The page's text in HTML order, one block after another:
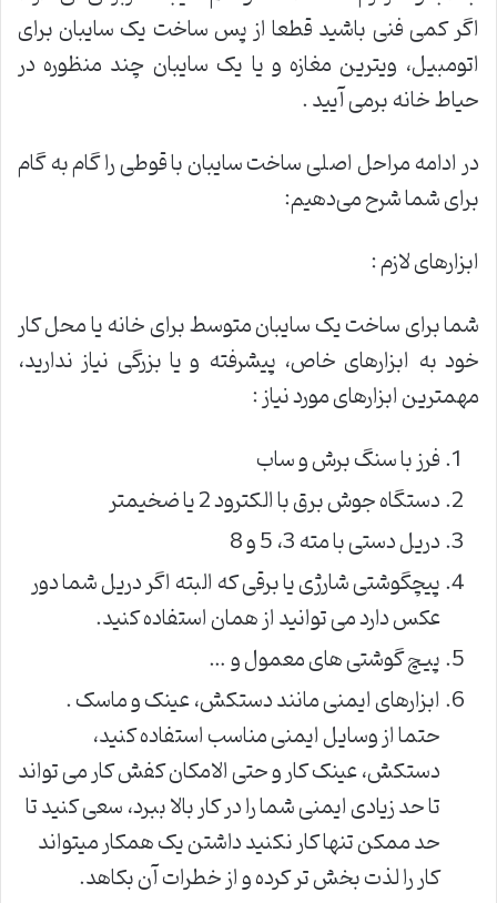
اگر کمی فنی باشید قطعا از پس ساخت یک سایبان برای
اتومبیل، ویترین مغازه و یا یک سایبان چند منظوره در
حیاط خانه برمی آیید .
در ادامه مراحل اصلی ساخت سایبان با قوطی را گام به گام
برای شما شرح می‌دهیم:
ابزارهای لازم :
شما برای ساخت یک سایبان متوسط برای خانه یا محل کار
خود به ابزارهای خاص، پیشرفته و یا بزرگی نیاز ندارید،
مهمترین ابزارهای مورد نیاز :
فرز با سنگ برش و ساب
دستگاه جوش برق با الکترود 2 یا ضخیمتر
دریل دستی با مته 3، 5 و 8
پیچگوشتی شارژی یا برقی که البته اگر دریل شما دور
عکس دارد می توانید از همان استفاده کنید.
پیچ گوشتی های معمول و …
ابزارهای ایمنی مانند دستکش، عینک و ماسک .
حتما از وسایل ایمنی مناسب استفاده کنید،
دستکش، عینک کار و حتی الامکان کفش کار می تواند
تا حد زیادی ایمنی شما را در کار بالا ببرد، سعی کنید تا
حد ممکن تنها کار نکنید داشتن یک همکار میتواند
کار را لذت بخش تر کرده و از خطرات آن بکاهد.